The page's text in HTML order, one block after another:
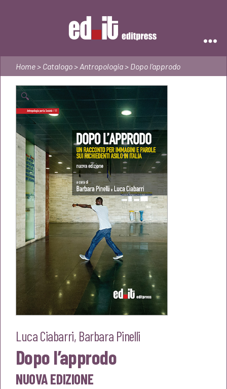
Home> Catalogo> Antropologia> Dopo l’approdo
🔍
Luca Ciabarri, Barbara Pinelli
Dopo l’approdo
NUOVA EDIZIONE